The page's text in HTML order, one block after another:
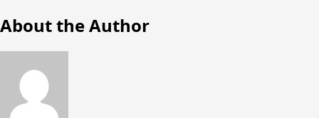
About the Author